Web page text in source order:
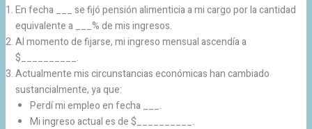
En fecha ___ se fijó pensión alimenticia a mi cargo por la cantidad
equivalente a ___% de mis ingresos.
Al momento de fijarse, mi ingreso mensual ascendía a
$__________.
Actualmente mis circunstancias económicas han cambiado
sustancialmente, ya que:
Perdí mi empleo en fecha ___.
Mi ingreso actual es de $__________.